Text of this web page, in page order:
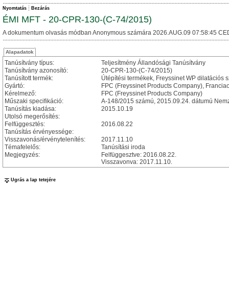
Nyomtatás Bezárás
ÉMI MFT - 20-CPR-130-(C-74/2015)
A dokumentum olvasás módban Anonymous számára 2026.AUG.09 07:58:45
Alapadatok
Tanúsítvány típus:
Teljesítmény Állandósági Tanúsítvány
Tanúsítvány azonosító:
20-CPR-130-(C-74/2015)
Tanúsított termék:
Útépítési termékek, Freyssinet WP dilatációs
Gyártó:
FPC (Freyssinet Products Company),
Kérelmező:
FPC (Freyssinet Products Company)
Műszaki specifikáció:
A-148/2015 számú, 2015.09.24. dátumú
Tanúsítás kiadása:
2015.10.19
Utolsó megerősítés:
Felfüggesztés:
2016.08.22
Tanúsítás érvényessége:
Visszavonás/érvénytelenítés:
2017.11.10
Témafelelős:
Tanúsítási iroda
Megjegyzés:
Felfüggesztve: 2016.08.22.
Visszavonva: 2017.11.10.
Ugrás a lap tetejére